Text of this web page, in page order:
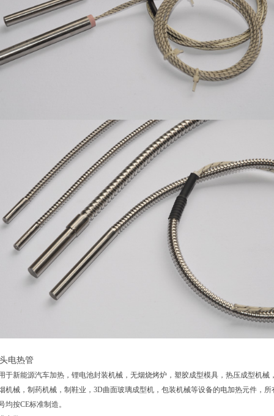
电热管
于新能源汽车加热，锂电池封装机械，无烟烧烤炉，塑胶成型模具，热压成型机械
机械，制药机械，制鞋业，3D曲面玻璃成型机，包装机械等设备的电加热元件，所
均按CE标准制造。